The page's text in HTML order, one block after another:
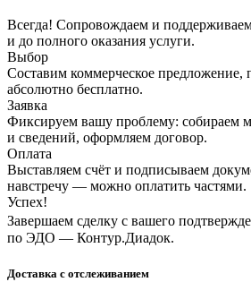
Всегда! Сопровождаем и
и до полного оказания услуги.
Выбор
Составим коммерческое предложение,
абсолютно бесплатно.
Заявка
Фиксируем вашу проблему: собираем
и сведений, оформляем договор.
Оплата
Выставляем счёт и подписываем
навстречу — можно оплатить частями.
Успех!
Завершаем сделку с вашего
по ЭДО — Контур.Диадок.
Доставка с отслеживанием